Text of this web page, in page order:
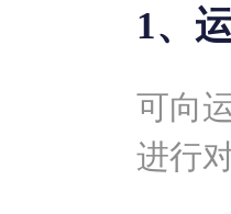
1、
可向
进行